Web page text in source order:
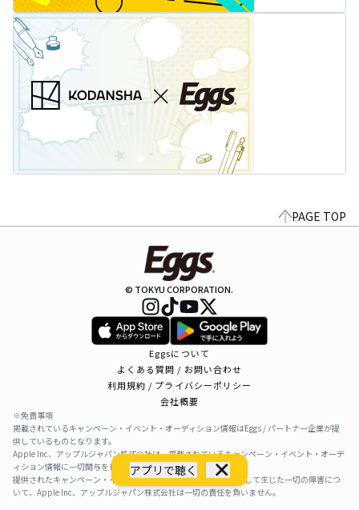
アプリで聴く
PAGE TOP
© TOKYU CORPORATION.
Eggsについて
よくある質問 / お問い合わせ
利用規約 / プライバシーポリシー
会社概要
※免責事項
掲載されているキャンペーン・イベント・オーディション情報はEggs / パートナー企業が提
供しているものとなります。
Apple Inc、アップルジャパン株式会社は、掲載されているキャンペーン・イベント・オーデ
ィション情報に一切関与をしておりません。
提供されたキャンペーン・イベント・オーディション情報を利用して生じた一切の障害につ
いて、Apple Inc、アップルジャパン株式会社は一切の責任を負いません。